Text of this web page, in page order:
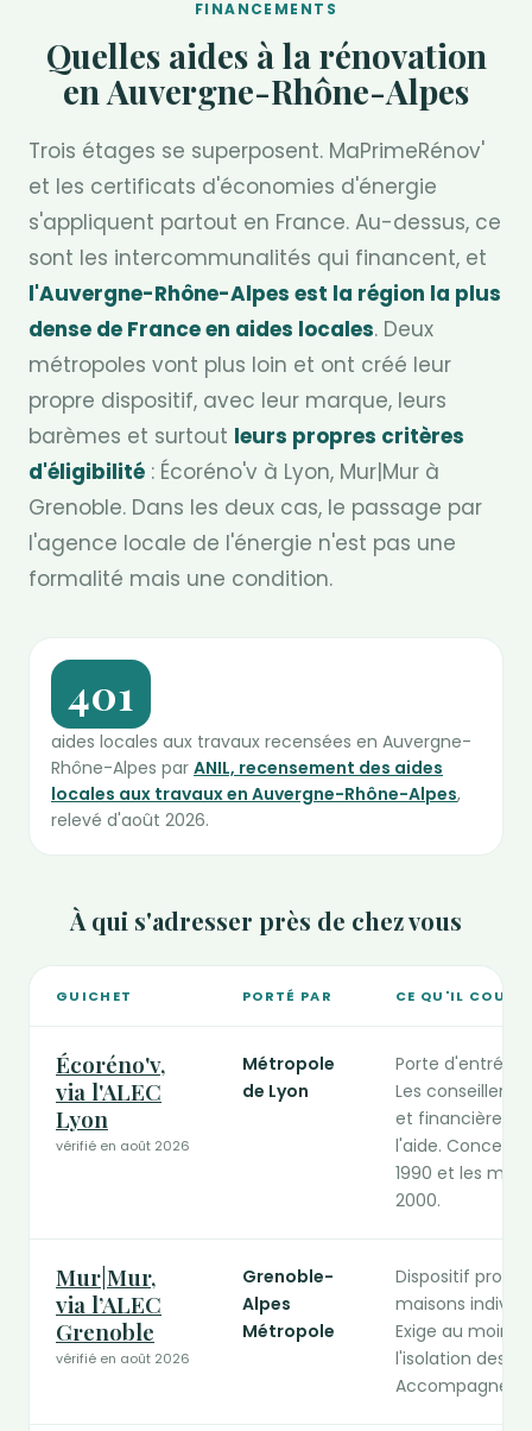
FINANCEMENTS
Quelles aides à la rénovation
en Auvergne-Rhône-Alpes
Trois étages se superposent. MaPrimeRénov'
et les certificats d'économies d'énergie
s'appliquent partout en France. Au-dessus, ce
sont les intercommunalités qui financent, et
l'Auvergne-Rhône-Alpes est la région la plus
dense de France en aides locales. Deux
métropoles vont plus loin et ont créé leur
propre dispositif, avec leur marque, leurs
barèmes et surtout leurs propres critères
d'éligibilité : Écoréno'v à Lyon, Mur|Mur à
Grenoble. Dans les deux cas, le passage par
l'agence locale de l'énergie n'est pas une
formalité mais une condition.
401
aides locales aux travaux recensées en Auvergne-
Rhône-Alpes par ANIL, recensement des aides
locales aux travaux en Auvergne-Rhône-Alpes,
relevé d'août 2026.
À qui s'adresser près de chez vous
GUICHET PORTÉ PAR CE QU'IL
Écoréno'v,
via l'ALEC
Lyon
vérifié en août 2026
Métropole
de Lyon
Porte d'entrée
Les conseillers
et financière
l'aide.
1990 et les
2000.
Mur|Mur,
via l’ALEC
Grenoble
vérifié en août 2026
Grenoble-
Alpes
Métropole
Dispositif
maisons
Exige au moins
l'isolation des